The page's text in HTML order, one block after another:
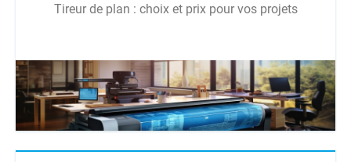
Tireur de plan : choix et prix pour vos projets